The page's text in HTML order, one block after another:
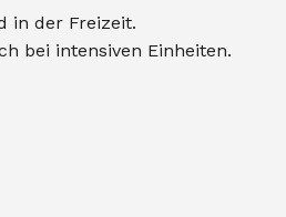
in der Freizeit.
bei intensiven Einheiten.